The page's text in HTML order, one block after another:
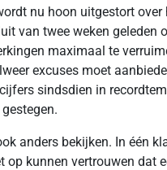
nu hoon uitgestort over
van twee weken geleden
maximaal te
excuses moet
sindsdien in
anders bekijken. In één
op kunnen vertrouwen dat